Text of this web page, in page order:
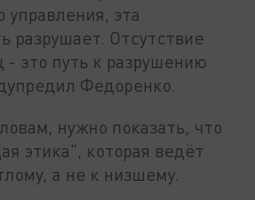
управления, эта
разрушает. Отсутствие
- это путь к разрушению
Федоренко.
нужно показать, что
этика", которая ведёт
а не к низшему.